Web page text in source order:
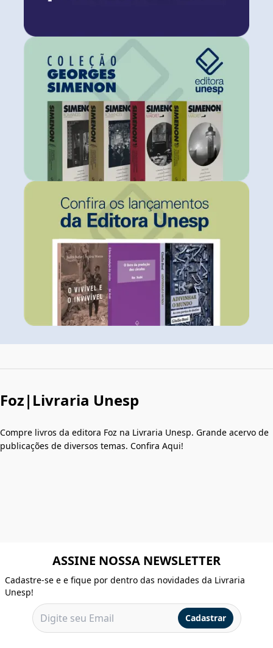
Foz|Livraria Unesp
Compre livros da editora Foz na Livraria Unesp. Grande acervo de
publicações de diversos temas. Confira Aqui!
ASSINE NOSSA NEWSLETTER
Cadastre-se e e fique por dentro das novidades da Livraria
Unesp!
Cadastrar